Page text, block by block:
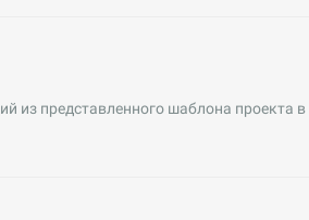
из представленного шаблона проекта в